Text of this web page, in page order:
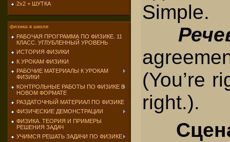
2х2 + ШУТКА
физика в школе
РАБОЧАЯ ПРОГРАММА ПО ФИЗИКЕ. 11
КЛАСС. УГЛУБЛЕННЫЙ УРОВЕНЬ
ИСТОРИЯ ФИЗИКИ
К УРОКАМ ФИЗИКИ
РАБОЧИЕ МАТЕРИАЛЫ К УРОКАМ
ФИЗИКИ
КОНТРОЛЬНЫЕ РАБОТЫ ПО ФИЗИКЕ В
НОВОМ ФОРМАТЕ
РАЗДАТОЧНЫЙ МАТЕРИАЛ ПО ФИЗИКЕ
ФИЗИЧЕСКИЕ ДЕМОНСТРАЦИИ
ФИЗИКА. ТЕОРИЯ И ПРИМЕРЫ
РЕШЕНИЯ ЗАДАЧ
УЧИМСЯ РЕШАТЬ ЗАДАЧИ ПО ФИЗИКЕ
Simple.
(You’re
right.).